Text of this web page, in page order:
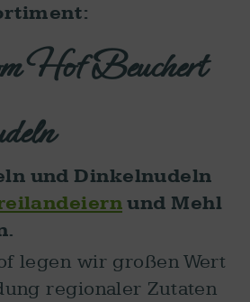
und Dinkelnudeln
und Mehl
legen wir großen Wert
regionaler Zutaten